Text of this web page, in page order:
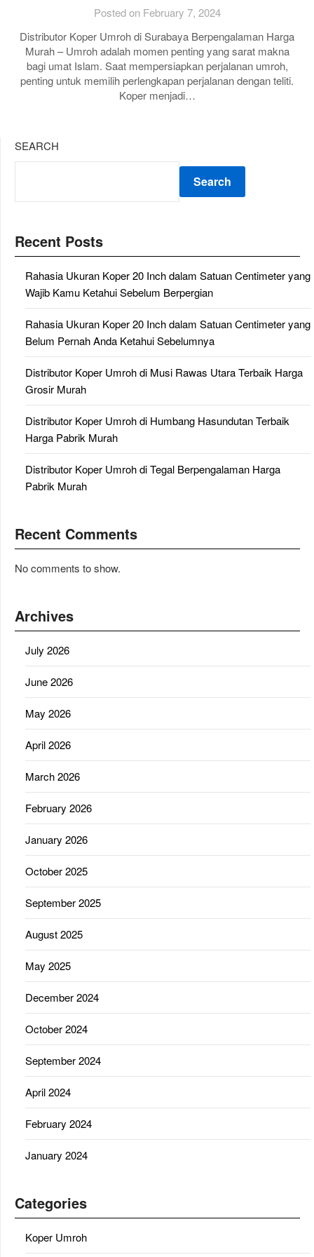
Posted on February 7, 2024
Distributor Koper Umroh di Surabaya Berpengalaman Harga
Murah – Umroh adalah momen penting yang sarat makna
bagi umat Islam. Saat mempersiapkan perjalanan umroh,
penting untuk memilih perlengkapan perjalanan dengan teliti.
Koper menjadi…
SEARCH
Search
Recent Posts
Rahasia Ukuran Koper 20 Inch dalam Satuan Centimeter yang
Wajib Kamu Ketahui Sebelum Berpergian
Rahasia Ukuran Koper 20 Inch dalam Satuan Centimeter yang
Belum Pernah Anda Ketahui Sebelumnya
Distributor Koper Umroh di Musi Rawas Utara Terbaik Harga
Grosir Murah
Distributor Koper Umroh di Humbang Hasundutan Terbaik
Harga Pabrik Murah
Distributor Koper Umroh di Tegal Berpengalaman Harga
Pabrik Murah
Recent Comments
No comments to show.
Archives
July 2026
June 2026
May 2026
April 2026
March 2026
February 2026
January 2026
October 2025
September 2025
August 2025
May 2025
December 2024
October 2024
September 2024
April 2024
February 2024
January 2024
Categories
Koper Umroh